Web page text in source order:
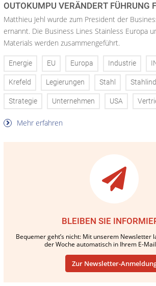
OUTOKUMPU VERÄNDERT FÜHRUNG
Matthieu Jehl wurde zum President der
ernannt. Die Business Lines Stainless Europa
Materials werden zusammengeführt.
Energie EU Europa Industrie
Krefeld Legierungen Stahl
Strategie Unternehmen USA
Mehr erfahren
BLEIBEN SIE
Bequemer geht’s nicht: Mit unserem Newsletter
der Woche automatisch in Ihrem E-
Zur Newsletter-